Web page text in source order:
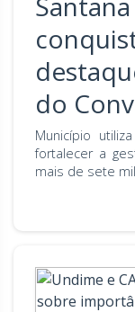
do
Município
fortalecer a
mais de sete